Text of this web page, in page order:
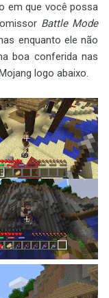
em que você possa
Battle Mode
enquanto ele não
boa conferida nas
logo abaixo.